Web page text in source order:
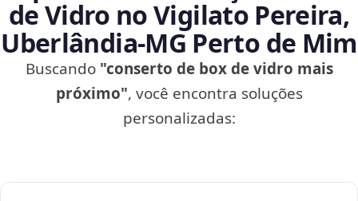
de Vidro no Vigilato Pereira,
Uberlândia‑MG Perto de Mim
Buscando "conserto de box de vidro mais
próximo", você encontra soluções
personalizadas: